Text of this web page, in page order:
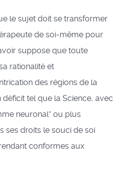
le sujet doit se transformer
de soi-même pour
suppose que toute
rationalité et
des régions de la
tel que la Science, avec
neuronal” ou plus
ses droits le souci de soi
conformes aux